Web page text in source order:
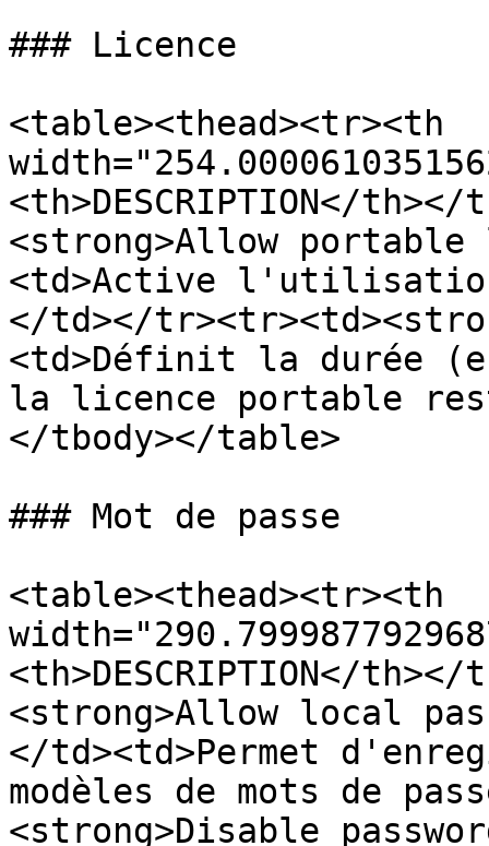
### Licence
<table><thead><tr><th
<th>DESCRIPTION</
<strong>Allow
<td>Active
</td></
<td>Définit la durée
la licence portable
</tbody></table>
### Mot de passe
<table><thead><tr><th
<th>DESCRIPTION</
<strong>Allow local
</td><td>Permet
modèles de mots de
<strong>Disable